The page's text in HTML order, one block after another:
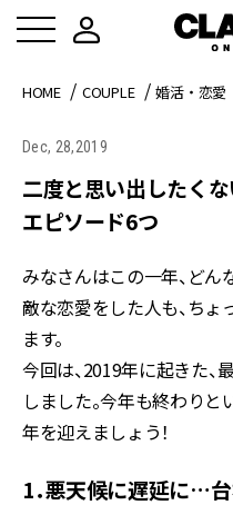
HOME COUPLE 婚活・恋愛
Dec, 28,2019
二度と思い出したく
エピソード6つ
みなさんはこの一年、ど
敵な恋愛をした人も、ち
ます。
今回は、2019年に起きた
しました。今年も終わりと
年を迎えましょう！
1．悪天候に遅延に…